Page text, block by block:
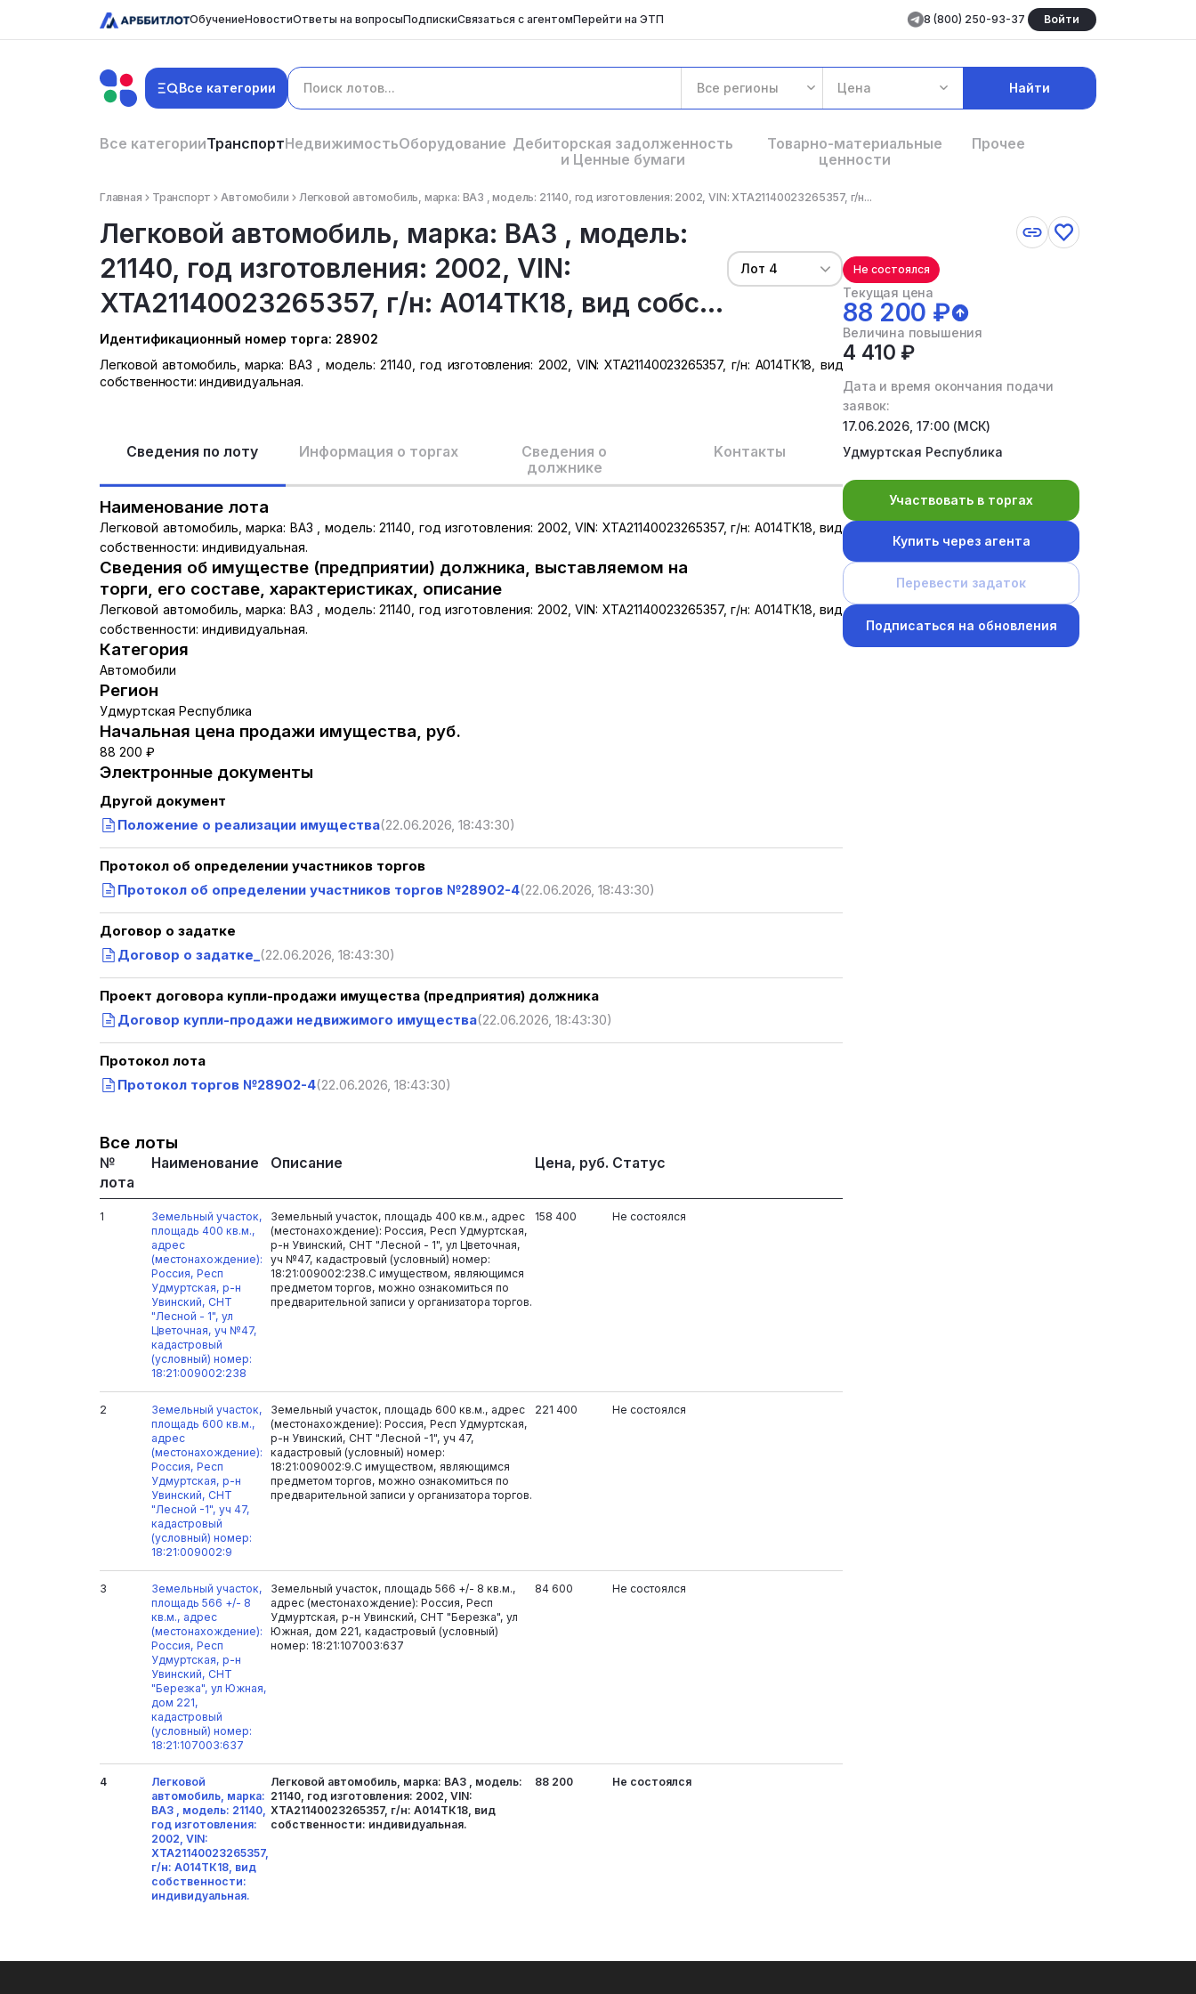
ОбучениеНовостиОтветы на вопросыПодпискиСвязаться с агентомПерейти на ЭТП 8 (800) 250-93-37 Войти
Все категории Все регионы Цена Найти
Все категорииТранспортНедвижимостьОборудование Дебиторская задолженность
и Ценные бумаги
Товарно-материальные
ценности
Прочее
Главная Транспорт Автомобили Легковой автомобиль, марка: ВАЗ , модель: 21140, год изготовления: 2002, VIN: ХТА21140023265357, г/н...
Легковой автомобиль, марка: ВАЗ , модель:
21140, год изготовления: 2002, VIN:
ХТА21140023265357, г/н: А014ТК18, вид собс...
Лот 4
Идентификационный номер торга: 28902
Легковой автомобиль, марка: ВАЗ , модель: 21140, год изготовления: 2002, VIN: ХТА21140023265357, г/н: А014ТК18, вид
собственности: индивидуальная.
Сведения по лоту Информация о торгах
Сведения о
должнике
Kонтакты
Наименование лота
Легковой автомобиль, марка: ВАЗ , модель: 21140, год изготовления: 2002, VIN: ХТА21140023265357, г/н: А014ТК18, вид
собственности: индивидуальная.
Сведения об имуществе (предприятии) должника, выставляемом на
торги, его составе, характеристиках, описание
Легковой автомобиль, марка: ВАЗ , модель: 21140, год изготовления: 2002, VIN: ХТА21140023265357, г/н: А014ТК18, вид
собственности: индивидуальная.
Категория
Автомобили
Регион
Удмуртская Республика
Начальная цена продажи имущества, руб.
88 200 ₽
Электронные документы
Другой документ
Положение о реализации имущества(22.06.2026, 18:43:30)
Протокол об определении участников торгов
Протокол об определении участников торгов №28902-4(22.06.2026, 18:43:30)
Договор о задатке
Договор о задатке_ (22.06.2026, 18:43:30)
Проект договора купли-продажи имущества (предприятия) должника
Договор купли-продажи недвижимого имущества(22.06.2026, 18:43:30)
Протокол лота
Протокол торгов №28902-4(22.06.2026, 18:43:30)
Все лоты
№
лота
Наименование Описание Цена, руб. Статус
1
Земельный участок,
площадь 400 кв.м.,
адрес
(местонахождение):
Россия, Респ
Удмуртская, р-н
Увинский, СНТ
"Лесной - 1", ул
Цветочная, уч №47,
кадастровый
(условный) номер:
18:21:009002:238
Земельный участок, площадь 400 кв.м., адрес
(местонахождение): Россия, Респ Удмуртская,
р-н Увинский, СНТ "Лесной - 1", ул Цветочная,
уч №47, кадастровый (условный) номер:
18:21:009002:238.С имуществом, являющимся
предметом торгов, можно ознакомиться по
предварительной записи у организатора торгов.
158 400 Не состоялся
2
Земельный участок,
площадь 600 кв.м.,
адрес
(местонахождение):
Россия, Респ
Удмуртская, р-н
Увинский, СНТ
"Лесной -1", уч 47,
кадастровый
(условный) номер:
18:21:009002:9
Земельный участок, площадь 600 кв.м., адрес
(местонахождение): Россия, Респ Удмуртская,
р-н Увинский, СНТ "Лесной -1", уч 47,
кадастровый (условный) номер:
18:21:009002:9.С имуществом, являющимся
предметом торгов, можно ознакомиться по
предварительной записи у организатора торгов.
221 400 Не состоялся
3
Земельный участок,
площадь 566 +/- 8
кв.м., адрес
(местонахождение):
Россия, Респ
Удмуртская, р-н
Увинский, СНТ
"Березка", ул Южная,
дом 221,
кадастровый
(условный) номер:
18:21:107003:637
Земельный участок, площадь 566 +/- 8 кв.м.,
адрес (местонахождение): Россия, Респ
Удмуртская, р-н Увинский, СНТ "Березка", ул
Южная, дом 221, кадастровый (условный)
номер: 18:21:107003:637
84 600 Не состоялся
4
Легковой
автомобиль, марка:
ВАЗ , модель: 21140,
год изготовления:
2002, VIN:
ХТА21140023265357,
г/н: А014ТК18, вид
собственности:
индивидуальная.
Легковой автомобиль, марка: ВАЗ , модель:
21140, год изготовления: 2002, VIN:
ХТА21140023265357, г/н: А014ТК18, вид
собственности: индивидуальная.
88 200 Не состоялся
Не состоялся
Текущая цена
88 200 ₽
Величина повышения
4 410 ₽
Дата и время окончания подачи
заявок:
17.06.2026, 17:00 (МСК)
Удмуртская Республика
Участвовать в торгах
Купить через агента
Перевести задаток
Подписаться на обновления